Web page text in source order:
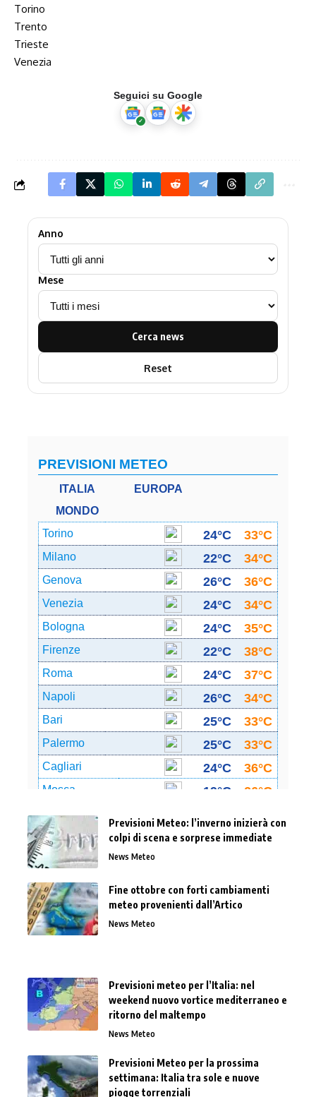
Torino
Trento
Trieste
Venezia
Seguici su Google
Anno
Mese
Cerca news
Reset
Previsioni Meteo: l’inverno inizierà con
colpi di scena e sorprese immediate
News Meteo
Fine ottobre con forti cambiamenti
meteo provenienti dall’Artico
News Meteo
Previsioni meteo per l’Italia: nel
weekend nuovo vortice mediterraneo e
ritorno del maltempo
News Meteo
Previsioni Meteo per la prossima
settimana: Italia tra sole e nuove
piogge torrenziali